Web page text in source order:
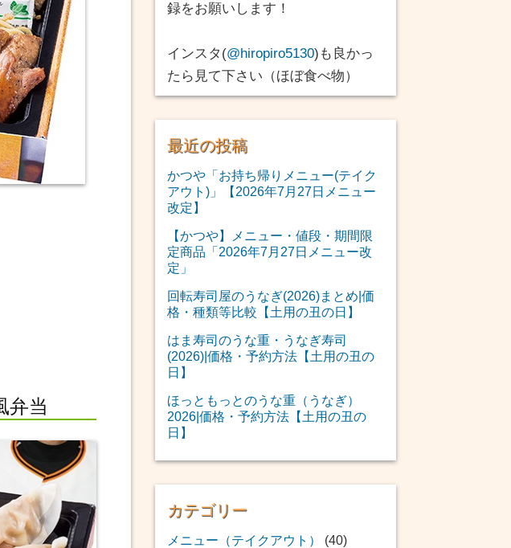
弁当
録をお願いします！
インスタ(@hiropiro5130)も良かっ
たら見て下さい（ほぼ食べ物）
最近の投稿
かつや「お持ち帰りメニュー(テイク
アウト)」【2026年7月27日メニュー
改定】
【かつや】メニュー・値段・期間限
定商品「2026年7月27日メニュー改
定」
回転寿司屋のうなぎ(2026)まとめ|価
格・種類等比較【土用の丑の日】
はま寿司のうな重・うなぎ寿司
(2026)|価格・予約方法【土用の丑の
日】
ほっともっとのうな重（うなぎ）
2026|価格・予約方法【土用の丑の
日】
カテゴリー
メニュー（テイクアウト）
(40)